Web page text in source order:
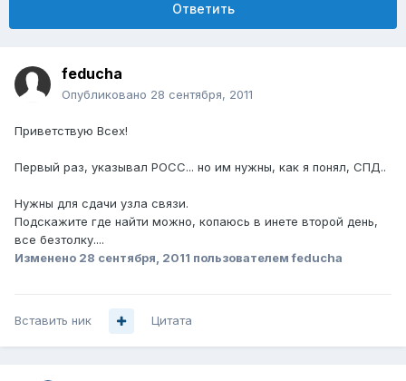
Ответить
feducha
Опубликовано 28 сентября, 2011
Приветствую Всех!
Первый раз, указывал РОСС... но им нужны, как я понял, СПД..
Нужны для сдачи узла связи.
Подскажите где найти можно, копаюсь в инете второй день,
все безтолку....
Изменено 28 сентября, 2011 пользователем feducha
Вставить ник Цитата